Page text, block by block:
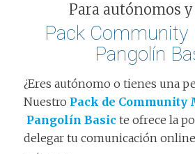
Para autónomos
Pack Community
Pangolín
¿Eres autónomo o tienes una
Nuestro Pack de Community
Pangolín Basic te ofrece la
delegar tu comunicación